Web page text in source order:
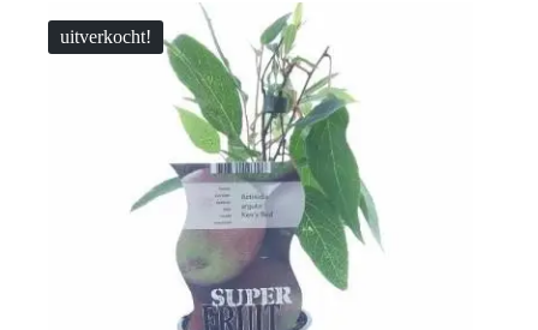
uitverkocht!